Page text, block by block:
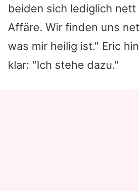
beiden sich lediglich
Affäre. Wir finden uns
was mir heilig ist." Eric
klar: "Ich stehe dazu."